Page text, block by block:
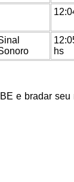
hs
e bradar